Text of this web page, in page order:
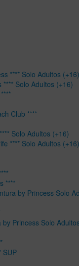
**** Solo Adultos (+16)
Solo Adultos (+16)
Club ****
Solo Adultos (+16)
**** Solo Adultos
****
by Princess Solo
Princess Solo
SUP